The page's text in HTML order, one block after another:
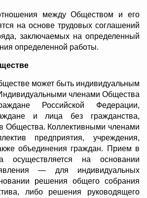
между Обществом и его
на основе трудовых соглашений
заключаемых на определенный
определенной работы.
может быть индивидуальным
членами Общества
Российской Федерации,
и лица без гражданства,
Общества. Коллективными членами
предприятия, учреждения,
объединения граждан. Прием в
осуществляется на основании
— для индивидуальных
решения общего собрания
либо решения руководящего